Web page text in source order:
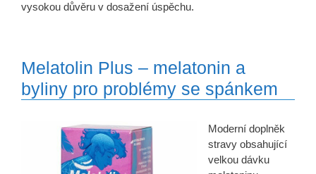
vysokou důvěru v dosažení úspěchu.
Melatolin Plus – melatonin a
byliny pro problémy se spánkem
Moderní doplněk
stravy obsahující
velkou dávku